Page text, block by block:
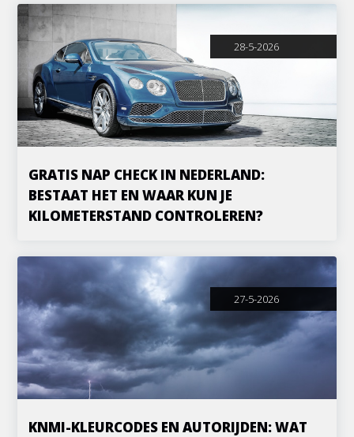
28-5-2026
GRATIS NAP CHECK IN NEDERLAND:
BESTAAT HET EN WAAR KUN JE
KILOMETERSTAND CONTROLEREN?
27-5-2026
KNMI-KLEURCODES EN AUTORIJDEN: WAT